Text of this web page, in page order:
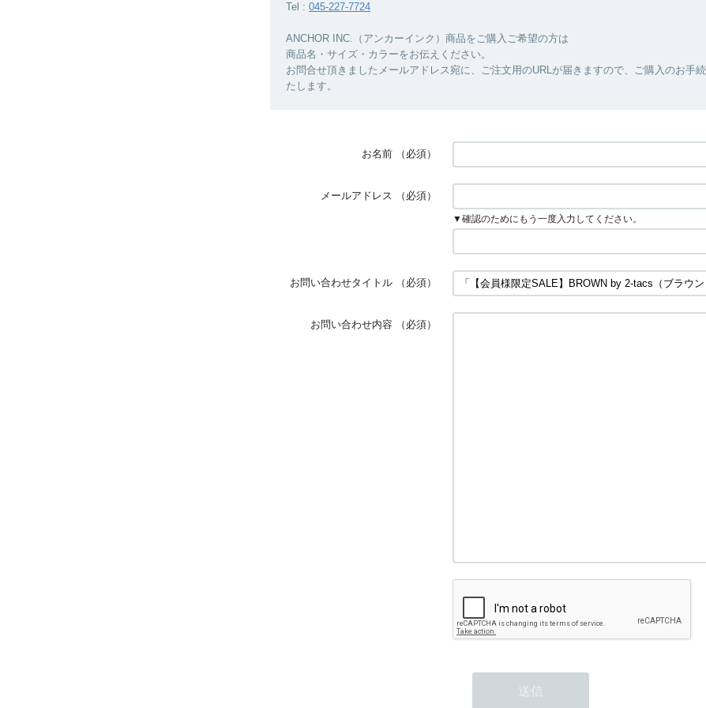
Tel : 045-227-7724
ANCHOR INC.（アンカーインク）商品をご購入ご希望の方は
商品名・サイズ・カラーをお伝えください。
お問合せ頂きましたメールアドレス宛に、ご注文用のURLが届きますので、ご購入のお手
たします。
お名前 （必須）
メールアドレス （必須）
▼確認のためにもう一度入力してください。
お問い合わせタイトル （必須）
お問い合わせ内容 （必須）